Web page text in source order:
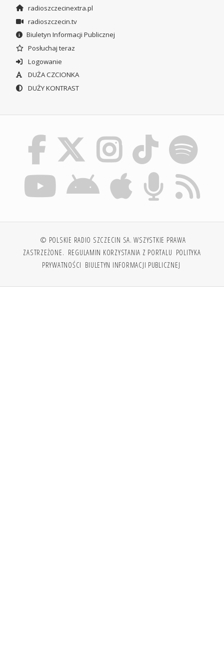
radioszczecinextra.pl
radioszczecin.tv
Biuletyn Informacji Publicznej
Posłuchaj teraz
Logowanie
DUŻA CZCIONKA
DUŻY KONTRAST
© POLSKIE RADIO SZCZECIN SA. WSZYSTKIE PRAWA
ZASTRZEŻONE. REGULAMIN KORZYSTANIA Z PORTALU POLITYKA
PRYWATNOŚCI BIULETYN INFORMACJI PUBLICZNEJ